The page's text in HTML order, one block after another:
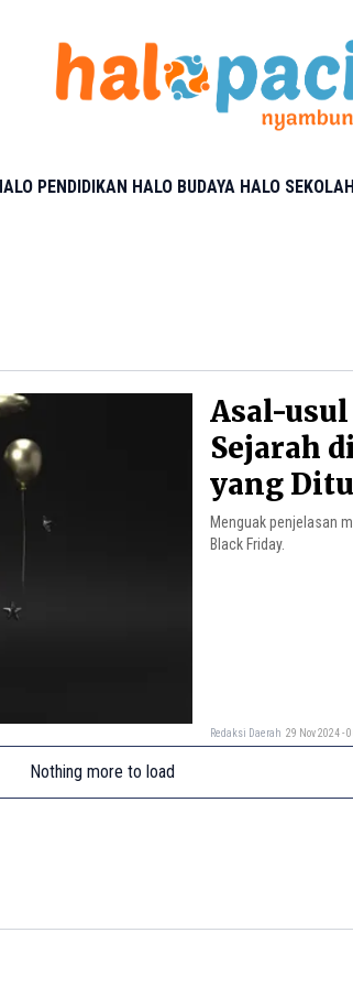
PENDIDIKAN HALO BUDAYA HALO SEKOLAH
Asal-
Sejarah
yang
Menguak penjelasan
Black Friday.
Redaksi Daerah 29 Nov 2024 -
Nothing more to load